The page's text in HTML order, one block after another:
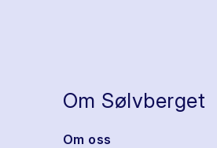
Om Sølvberget
Om oss